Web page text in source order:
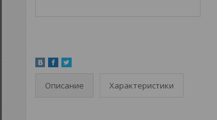
Описание Характеристики